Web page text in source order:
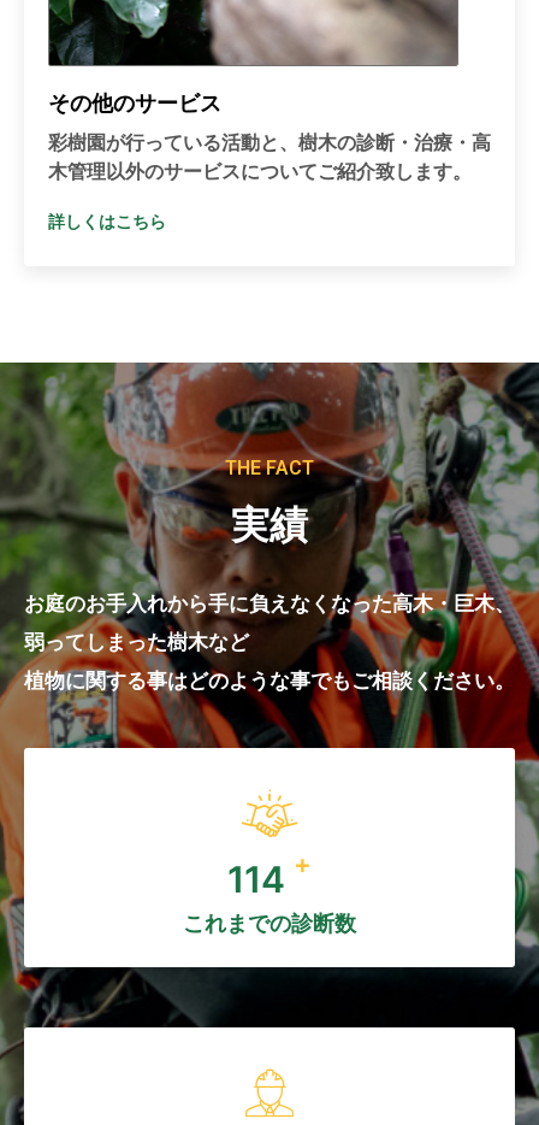
その他のサービス
彩樹園が行っている活動と、樹木の診断・治療・高
木管理以外のサービスについてご紹介致します。
詳しくはこちら
THE FACT
実績
お庭のお手入れから手に負えなくなった高木・巨木、
弱ってしまった樹木など
植物に関する事はどのような事でもご相談ください。
150 +
これまでの診断数